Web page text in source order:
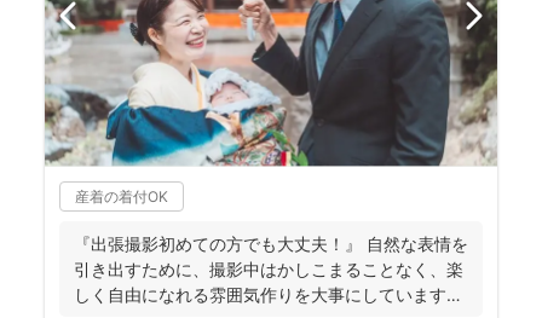
産着の着付OK
『出張撮影初めての方でも大丈夫！』 自然な表情を
引き出すために、撮影中はかしこまることなく、楽
しく自由になれる雰囲気作りを大事にしています＾